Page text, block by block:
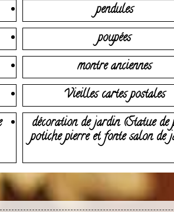
pendules
poupées
montre anciennes
Vieilles cartes postales
décoration de jardin (Statue de
potiche pierre et fonte salon de